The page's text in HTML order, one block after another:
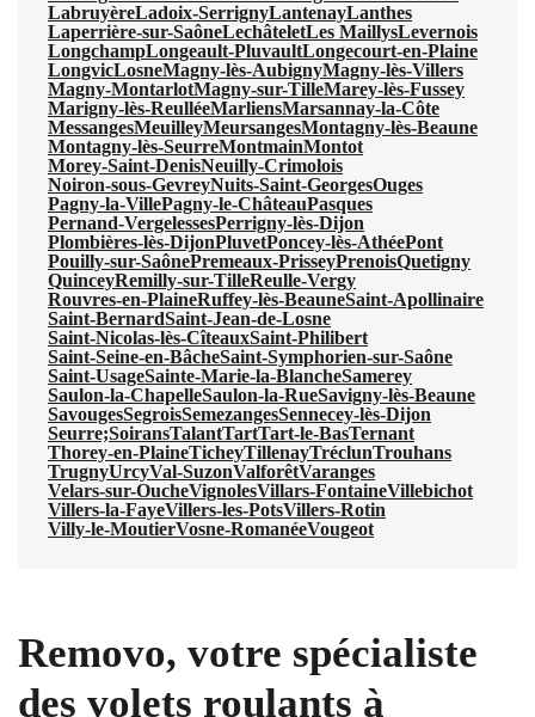
LabruyèreLadoix-SerrignyLantenayLanthes
Laperrière-sur-SaôneLechâteletLes MaillysLevernois
LongchampLongeault-PluvaultLongecourt-en-Plaine
LongvicLosneMagny-lès-AubignyMagny-lès-Villers
Magny-MontarlotMagny-sur-TilleMarey-lès-Fussey
Marigny-lès-ReulléeMarliensMarsannay-la-Côte
MessangesMeuilleyMeursangesMontagny-lès-Beaune
Montagny-lès-SeurreMontmainMontot
Morey-Saint-DenisNeuilly-Crimolois
Noiron-sous-GevreyNuits-Saint-GeorgesOuges
Pagny-la-VillePagny-le-ChâteauPasques
Pernand-VergelessesPerrigny-lès-Dijon
Plombières-lès-DijonPluvetPoncey-lès-AthéePont
Pouilly-sur-SaônePremeaux-PrisseyPrenoisQuetigny
QuinceyRemilly-sur-TilleReulle-Vergy
Rouvres-en-PlaineRuffey-lès-BeauneSaint-Apollinaire
Saint-BernardSaint-Jean-de-Losne
Saint-Nicolas-lès-CîteauxSaint-Philibert
Saint-Seine-en-BâcheSaint-Symphorien-sur-Saône
Saint-UsageSainte-Marie-la-BlancheSamerey
Saulon-la-ChapelleSaulon-la-RueSavigny-lès-Beaune
SavougesSegroisSemezangesSennecey-lès-Dijon
Seurre;SoiransTalantTartTart-le-BasTernant
Thorey-en-PlaineTicheyTillenayTréclunTrouhans
TrugnyUrcyVal-SuzonValforêtVaranges
Velars-sur-OucheVignolesVillars-FontaineVillebichot
Villers-la-FayeVillers-les-PotsVillers-Rotin
Villy-le-MoutierVosne-RomanéeVougeot
Removo, votre spécialiste
des volets roulants à